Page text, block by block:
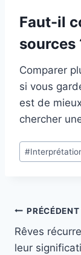
Faut-il
sources
Comparer
si vous
est de
chercher
Étiquettes
de
#
de
PRÉCÉDENT
Rêves
leur